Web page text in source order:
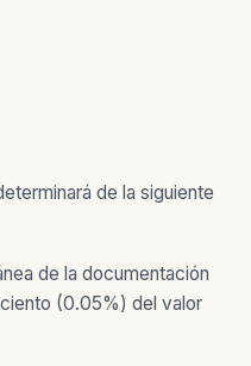
de la siguiente
de la documentación
(0.05%) del valor